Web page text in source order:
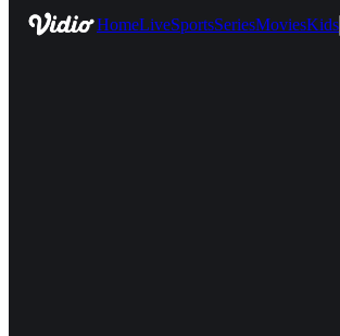
HomeLiveSportsSeriesMoviesKids